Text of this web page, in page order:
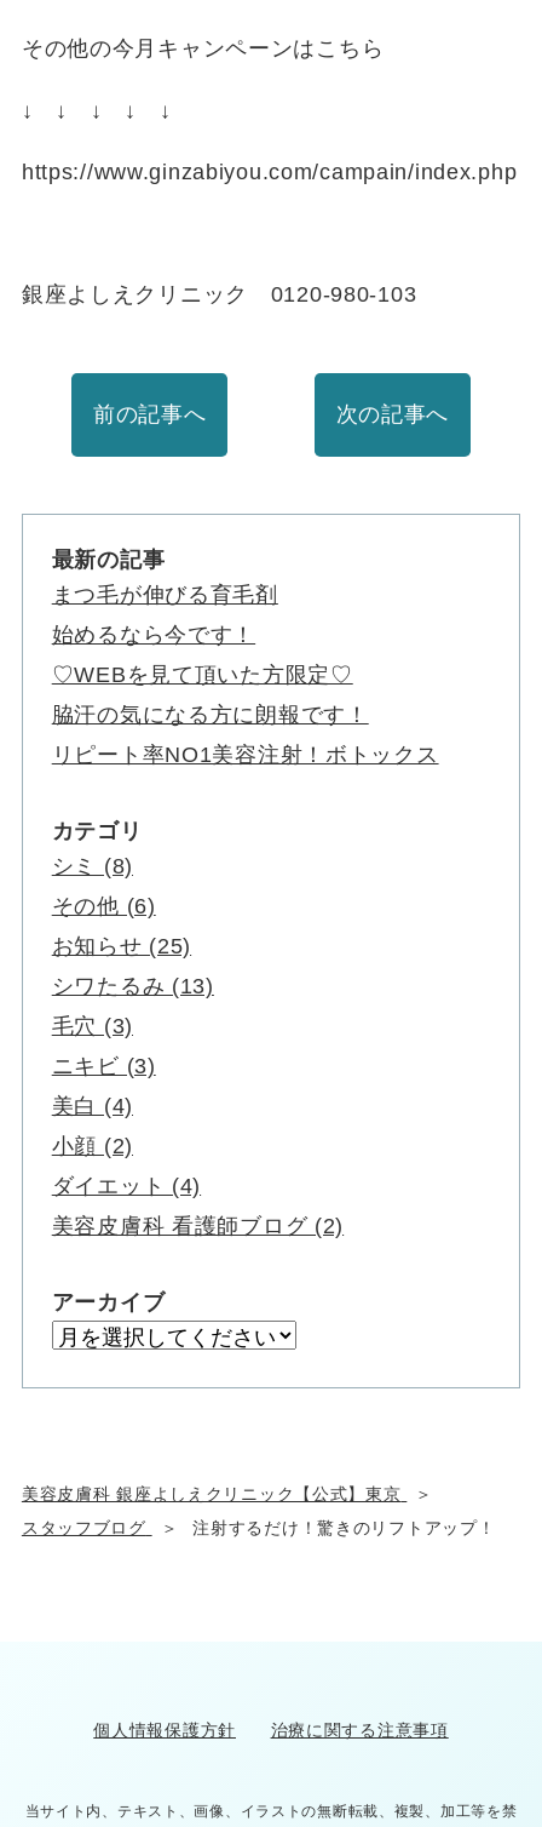
その他の今月キャンペーンはこちら
↓ ↓ ↓ ↓ ↓
https://www.ginzabiyou.com/campain/index.php
銀座よしえクリニック 0120-980-103
前の記事へ 次の記事へ
最新の記事
まつ毛が伸びる育毛剤
始めるなら今です！
♡WEBを見て頂いた方限定♡
脇汗の気になる方に朗報です！
リピート率NO1美容注射！ボトックス
カテゴリ
シミ (8)
その他 (6)
お知らせ (25)
シワたるみ (13)
毛穴 (3)
ニキビ (3)
美白 (4)
小顔 (2)
ダイエット (4)
美容皮膚科 看護師ブログ (2)
アーカイブ
美容皮膚科 銀座よしえクリニック【公式】東京
スタッフブログ
注射するだけ！驚きのリフトアップ！
個人情報保護方針 治療に関する注意事項
当サイト内、テキスト、画像、イラストの無断転載、複製、加工等を禁